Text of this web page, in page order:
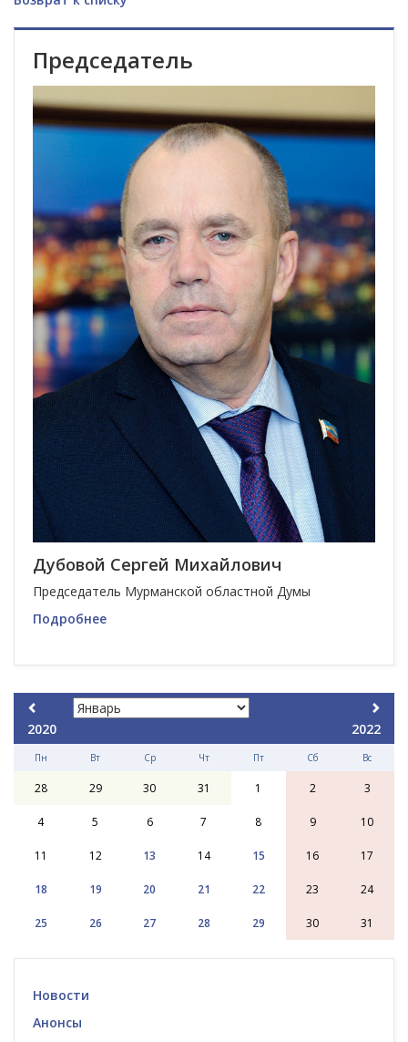
Председатель
Дубовой Сергей Михайлович
Председатель Мурманской областной Думы
Подробнее
2020 2022
Пн Вт Ср Чт Пт Сб Вс
28 29 30 31 1 2 3
4 5 6 7 8 9 10
11 12 13 14 15 16 17
18 19 20 21 22 23 24
25 26 27 28 29 30 31
Новости
Анонсы